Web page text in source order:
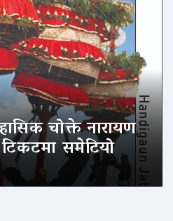
चोक्ते नारायण
समेटियो